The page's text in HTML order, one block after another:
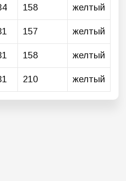
158 желтый
157 желтый
158 желтый
210 желтый